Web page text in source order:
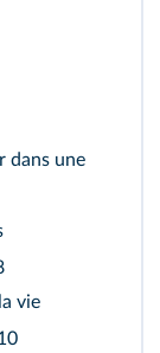
dans une
vie